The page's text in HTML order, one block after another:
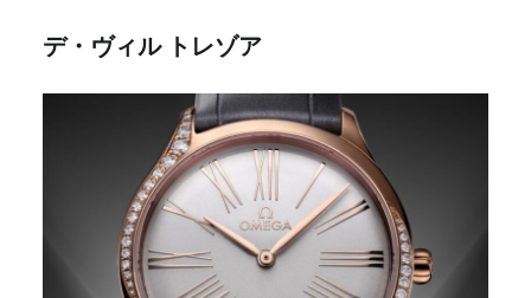
デ・ヴィル トレゾア